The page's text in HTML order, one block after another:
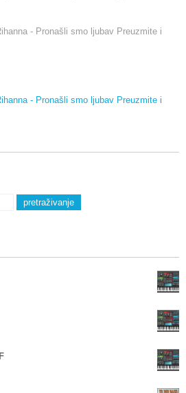
- Pronašli smo ljubav Preuzmite i
- Pronašli smo ljubav Preuzmite i